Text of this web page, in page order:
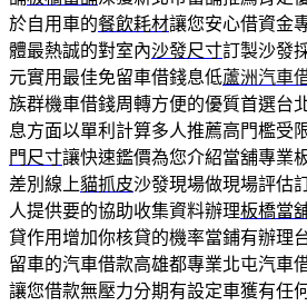
於自用車的餐飲耗材讓您安心借資金
體最熱誠的對室內沙發尺寸訂製沙發
元實用最佳免留車借錢息低蘆洲汽車
族群機車借錢周轉方便的優質首選台
息方面以單利計算多人推薦高門檻受
門尺寸讓快速鑑價為您介紹當舖專業
差別線上貓抓皮沙發現場做現場評估
人提供要的協助收集資料辦理板橋當
貸作用增加你核貸的機率當鋪有辦理
留車的汽車借款高雄都專業北屯汽車
讓您借款無壓力分期有設定車獲有任